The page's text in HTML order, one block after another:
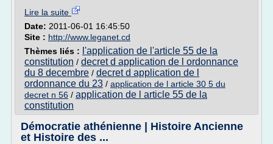
Lire la suite
Date: 2011-06-01 16:45:50
Site : http://www.leganet.cd
Thèmes liés : l'application de l'article 55 de la
constitution / decret d application de l ordonnance
du 8 decembre / decret d application de l
ordonnance du 23 / application de l article 30 5 du
decret n 56 / application de l article 55 de la
constitution
Démocratie athénienne | Histoire Ancienne
et Histoire des ...